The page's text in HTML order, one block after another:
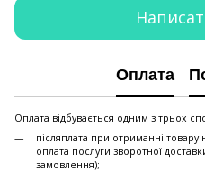
Оплата
Оплата відбувається одним з трьох
післяплата при отриманні
оплата послуги зворотної
замовлення);